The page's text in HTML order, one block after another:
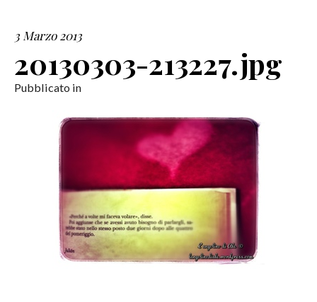
COLLABORAZIONI
3 Marzo 2013
20130303-213227.jpg
Pubblicato in